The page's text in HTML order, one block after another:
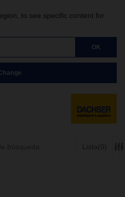
to see specific content for
OK
Lista (0)